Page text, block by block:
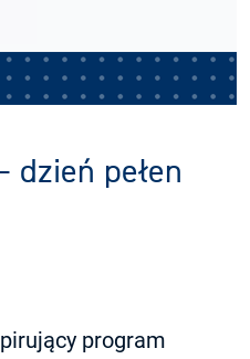
dzień pełen
program